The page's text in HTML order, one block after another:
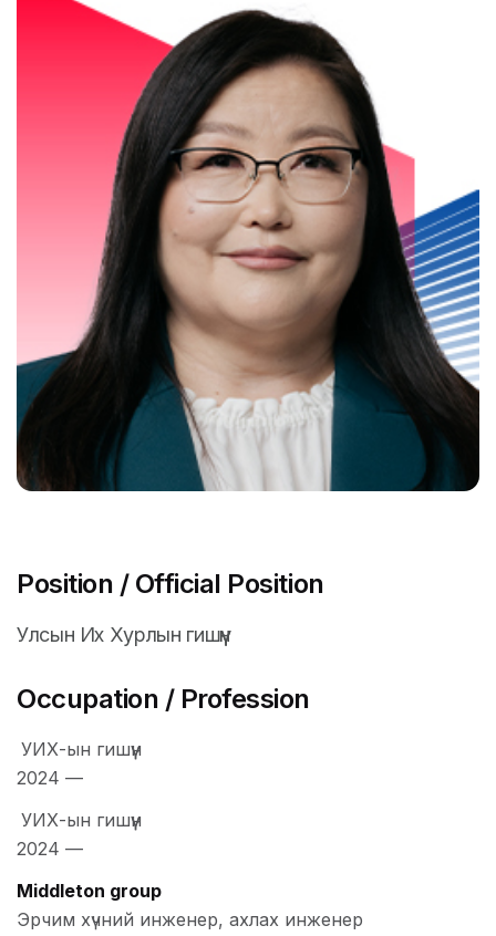
Position / Official Position
Улсын Их Хурлын гишүүн
Occupation / Profession
УИХ-ын гишүүн
2024 —
УИХ-ын гишүүн
2024 —
Middleton group
Эрчим хүчний инженер, ахлах инженер